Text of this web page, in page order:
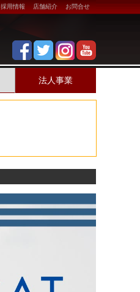
採用情報 店舗紹介 お問合せ
法人事業